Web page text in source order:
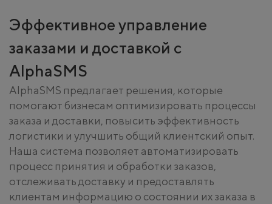
Эффективное управление
заказами и доставкой с
AlphaSMS
AlphaSMS предлагает решения, которые
помогают бизнесам оптимизировать процессы
заказа и доставки, повысить эффективность
логистики и улучшить общий клиентский опыт.
Наша система позволяет автоматизировать
процесс принятия и обработки заказов,
отслеживать доставку и предоставлять
клиентам информацию о состоянии их заказа в